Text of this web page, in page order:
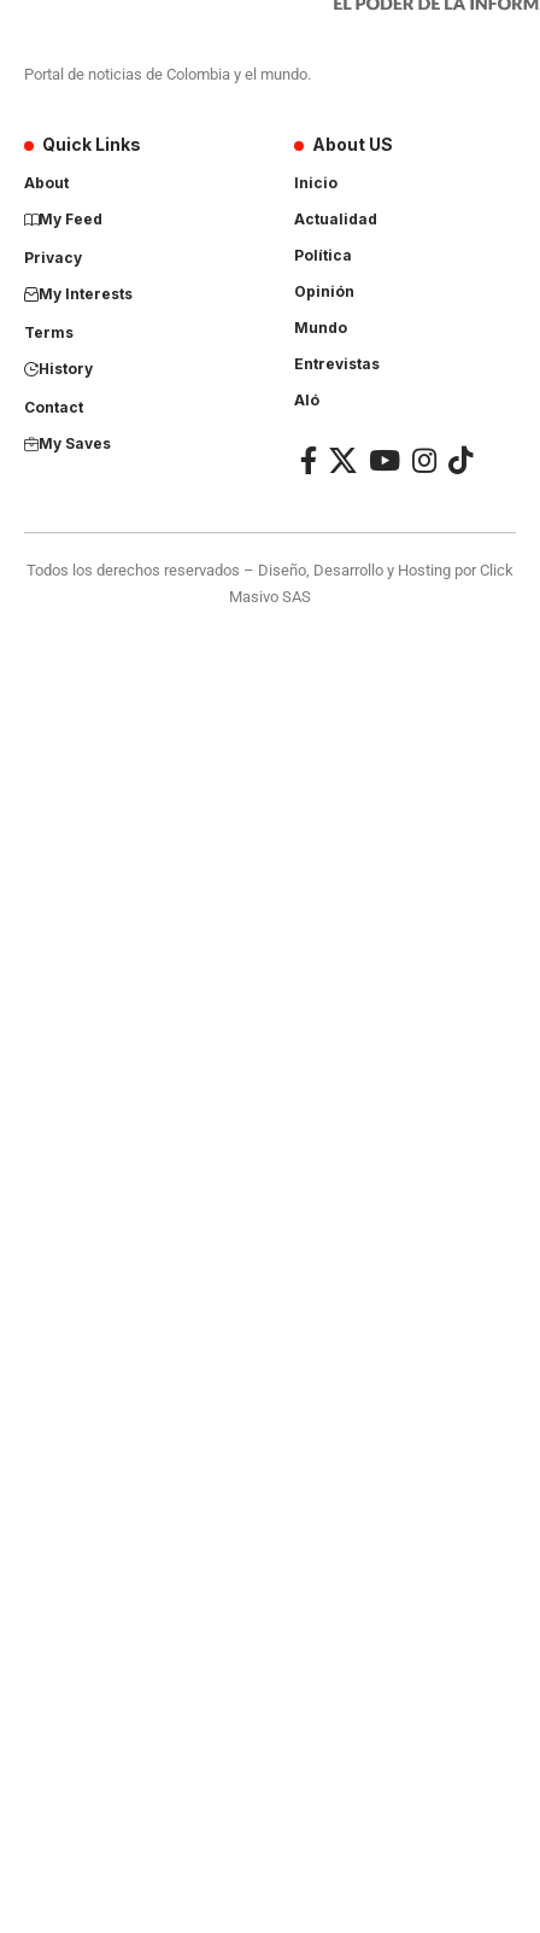
Portal de noticias de Colombia y el mundo.
Quick Links
About
My Feed
Privacy
My Interests
Terms
History
Contact
My Saves
About US
Inicio
Actualidad
Política
Opinión
Mundo
Entrevistas
Aló
Todos los derechos reservados – Diseño, Desarrollo y Hosting porClick
Masivo SAS